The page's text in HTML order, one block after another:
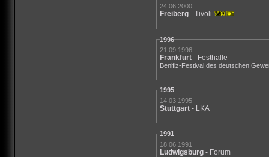
24.06.2000
Freiberg - Tivoli
1996
21.09.1996
Frankfurt - Festhalle
Benifiz-Festival des deutschen
1995
14.03.1995
Stuttgart - LKA
1991
18.06.1991
Ludwigsburg - Forum